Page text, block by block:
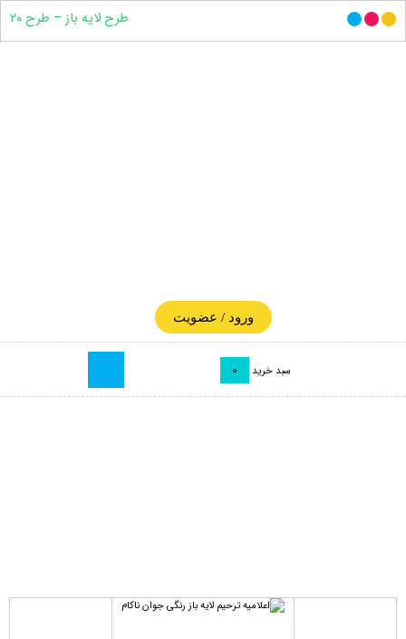
ورود / عضویت
سبد خرید 0
طرح لایه باز – طرح ۲۰